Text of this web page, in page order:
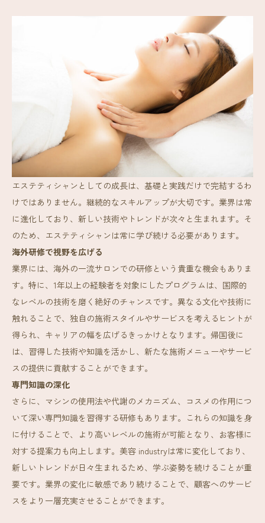
エステティシャンとしての成長は、基礎と実践だけで完結するわ
けではありません。継続的なスキルアップが大切です。業界は常
に進化しており、新しい技術やトレンドが次々と生まれます。そ
のため、エステティシャンは常に学び続ける必要があります。
海外研修で視野を広げる
業界には、海外の一流サロンでの研修という貴重な機会もありま
す。特に、1年以上の経験者を対象にしたプログラムは、国際的
なレベルの技術を磨く絶好のチャンスです。異なる文化や技術に
触れることで、独自の施術スタイルやサービスを考えるヒントが
得られ、キャリアの幅を広げるきっかけとなります。帰国後に
は、習得した技術や知識を活かし、新たな施術メニューやサービ
スの提供に貢献することができます。
専門知識の深化
さらに、マシンの使用法や代謝のメカニズム、コスメの作用につ
いて深い専門知識を習得する研修もあります。これらの知識を身
に付けることで、より高いレベルの施術が可能となり、お客様に
対する提案力も向上します。美容 industryは常に変化しており、
新しいトレンドが日々生まれるため、学ぶ姿勢を続けることが重
要です。業界の変化に敏感であり続けることで、顧客へのサービ
スをより一層充実させることができます。